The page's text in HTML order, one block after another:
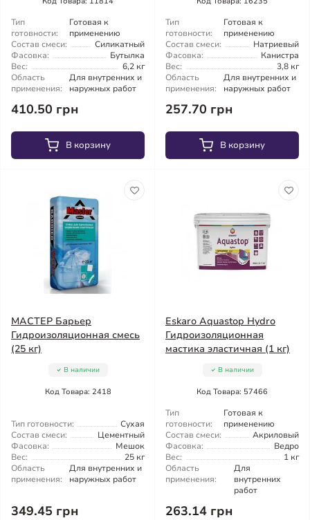
Тип
готовности:
Готовая к
применению
Состав смеси:
Силикатный
Фасовка:
Бутылка
Вес:
6,2 кг
Область
применения:
Для внутренних и
наружных работ
410.50 грн
В корзину
Тип
готовности:
Готовая к
применению
Состав смеси:
Натриевый
Фасовка:
Канистра
Вес:
3,8 кг
Область
применения:
Для внутренних и
наружных работ
257.70 грн
В корзину
МАСТЕР Барьер
Гидроизоляционная смесь
(25 кг)
В наличии
Код Товара: 2418
Тип готовности:
Сухая
Состав смеси:
Цементный
Фасовка:
Мешок
Вес:
25 кг
Область
применения:
Для внутренних и
наружных работ
349.45 грн
Eskaro Aquastop Hydro
Гидроизоляционная
мастика эластичная (1 кг)
В наличии
Код Товара: 57466
Тип
готовности:
Готовая к
применению
Состав смеси:
Акриловый
Фасовка:
Ведро
Вес:
1 кг
Область
применения:
Для
внутренних
работ
263.14 грн